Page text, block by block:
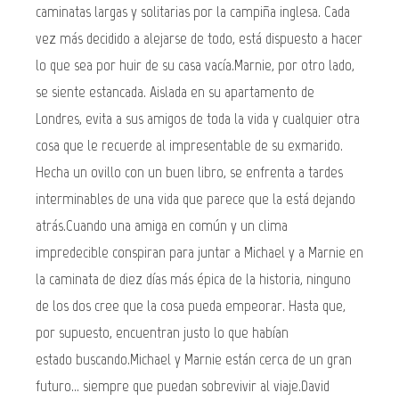
caminatas largas y solitarias por la campiña inglesa. Cada
vez más decidido a alejarse de todo, está dispuesto a hacer
lo que sea por huir de su casa vacía.Marnie, por otro lado,
se siente estancada. Aislada en su apartamento de
Londres, evita a sus amigos de toda la vida y cualquier otra
cosa que le recuerde al impresentable de su exmarido.
Hecha un ovillo con un buen libro, se enfrenta a tardes
interminables de una vida que parece que la está dejando
atrás.Cuando una amiga en común y un clima
impredecible conspiran para juntar a Michael y a Marnie en
la caminata de diez días más épica de la historia, ninguno
de los dos cree que la cosa pueda empeorar. Hasta que,
por supuesto, encuentran justo lo que habían
estado buscando.Michael y Marnie están cerca de un gran
futuro... siempre que puedan sobrevivir al viaje.David